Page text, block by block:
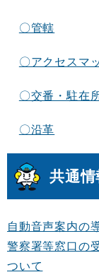
〇管轄
〇アクセスマ
〇交番・駐在
〇沿革
共通情
自動音声案内の
警察署等窓口の
ついて